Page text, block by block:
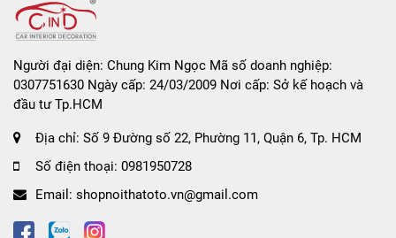
điều kiện sử dụng.
Khi thay nhớt, nên thay luôn lọc nhớt để đảm bảo
Đổ trực tiếp vào khoang nhớt theo dung tích quy định
của xe.
Lưu ý kiểm tra mức nhớt bằng que thăm sau khi thay để
📦 Thông tin kỹ thuật:
Người đại diện: Chung Kim Ngọc Mã số doanh nghiệp:
0307751630 Ngày cấp: 24/03/2009 Nơi cấp: Sở kế hoạch và
đầu tư Tp.HCM
Địa chỉ: Số 9 Đường số 22, Phường 11, Quận 6, Tp. HCM
Số điện thoại: 0981950728
Email: shopnoithatoto.vn@gmail.com